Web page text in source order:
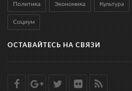
Политика Экономика Культура
Социум
ОСТАВАЙТЕСЬ НА СВЯЗИ